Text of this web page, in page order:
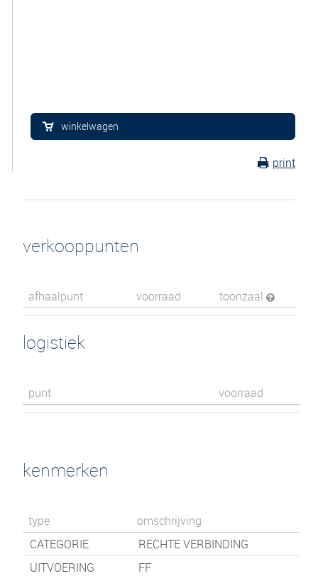
winkelwagen
print
verkooppunten
afhaalpunt voorraad toonzaal
logistiek
punt voorraad
kenmerken
type
omschrijving
CATEGORIE
RECHTE VERBINDING
UITVOERING
FF